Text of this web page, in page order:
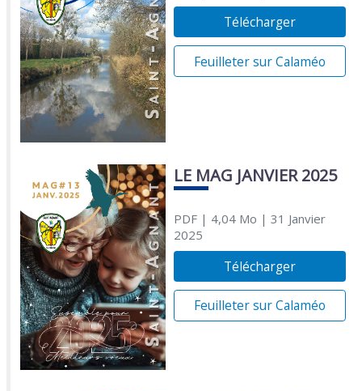
Télécharger
Feuilleter sur Calaméo
LE MAG JANVIER 2025
PDF| 4,04 Mo | 31 Janvier
2025
Télécharger
Feuilleter sur Calaméo